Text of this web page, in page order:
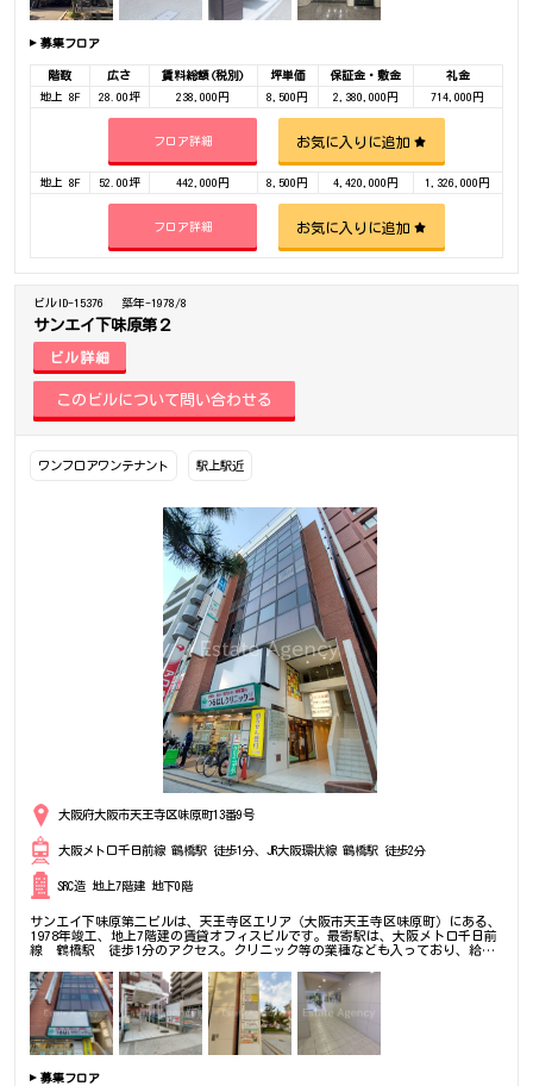
募集フロア
階数 広さ 賃料総額(税別) 坪単価 保証金・敷金
礼金
地上 8F
28.00坪 238,000円 8,500円 2,380,000円 714,000円
フロア詳細 お気に入りに追加
地上 8F 52.00坪 442,000円 8,500円 4,420,000円 1,326,000円
フロア詳細 お気に入りに追加
ビルID-15376 築年-1978/8
サンエイ下味原第２
ビル詳細
ワンフロアワンテナント 駅上駅近
大阪府大阪市天王寺区味原町13番9号
大阪メトロ千日前線 鶴橋駅 徒歩1分、JR大阪環状線 鶴橋駅 徒歩2分
SRC造 地上7階建 地下0階
サンエイ下味原第二ビルは、天王寺区エリア（大阪市天王寺区味原町）にある、
1978年竣工、地上7階建の賃貸オフィスビルです。最寄駅は、大阪メトロ千日前
線 鶴橋駅 徒歩1分のアクセス。クリニック等の業種なども入っており、給排
るビルで、視認性も良くサービス系の業種もおススメです。鶴橋駅周辺で小区画
～大規模な区画をお探しの方、是非一度ご内覧下さいませ！その他、事務所、オ
フィス移転、不動産の事ならまず一度ご相談下さい。
募集フロア